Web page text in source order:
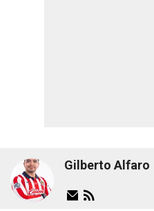
Gilberto Alfaro